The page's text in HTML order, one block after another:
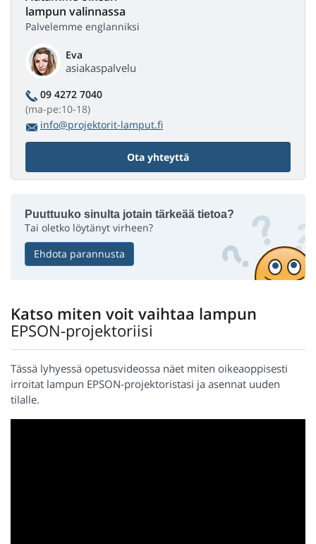
lampun valinnassa
Palvelemme englanniksi
Eva
asiakaspalvelu
09 4272 7040
(ma-pe:10-18)
info@projektorit-lamput.fi
Ota yhteyttä
Puuttuuko sinulta jotain tärkeää tietoa?
Tai oletko löytänyt virheen?
Ehdota parannusta
Katso miten voit vaihtaa lampun
EPSON-projektoriisi
Tässä lyhyessä opetusvideossa näet miten oikeaoppisesti
irroitat lampun EPSON-projektoristasi ja asennat uuden
tilalle.